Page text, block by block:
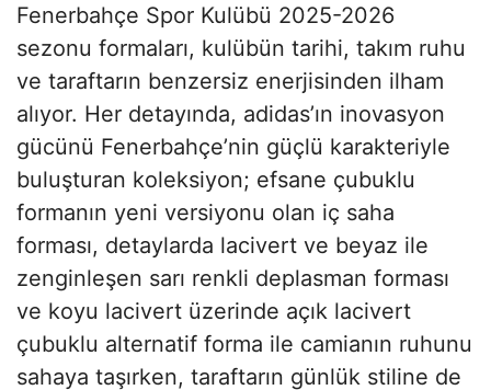
Fenerbahçe Spor Kulübü 2025-2026
sezonu formaları, kulübün tarihi, takım ruhu
ve taraftarın benzersiz enerjisinden ilham
alıyor. Her detayında, adidas’ın inovasyon
gücünü Fenerbahçe’nin güçlü karakteriyle
buluşturan koleksiyon; efsane çubuklu
formanın yeni versiyonu olan iç saha
forması, detaylarda lacivert ve beyaz ile
zenginleşen sarı renkli deplasman forması
ve koyu lacivert üzerinde açık lacivert
çubuklu alternatif forma ile camianın ruhunu
sahaya taşırken, taraftarın günlük stiline de